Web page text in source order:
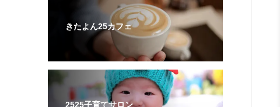
きたよん25カフェ
2525子育てサロン